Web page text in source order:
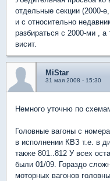
отдельные секции (2000-
и с относительно
разбираться с 2000-ми ,
висит.
MiStar
31 мая 2008 - 15:30
Немного уточню по
Головные вагоны с
в исполнении КВЗ т.е. в
также 801..812 У всех
были 01/09. Гораздо
моторных вагонов